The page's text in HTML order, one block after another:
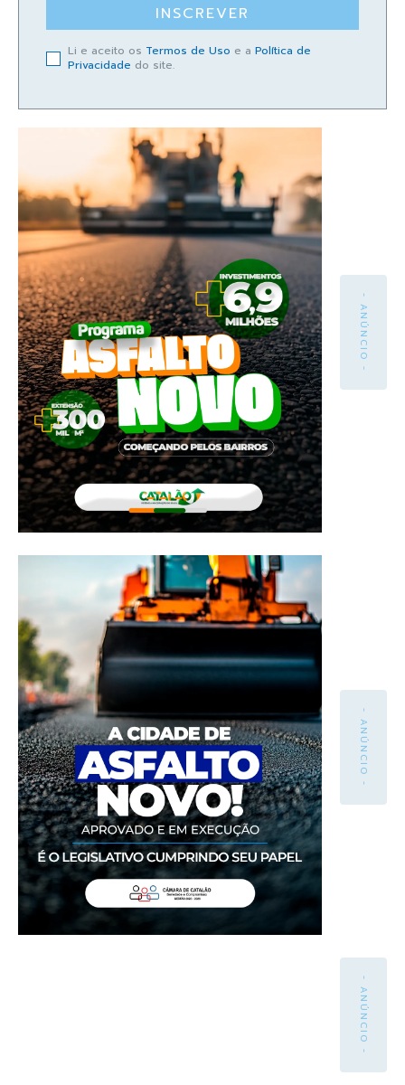
INSCREVER
Li e aceito os Termos de Uso e a Política de
Privacidade do site.
- ANÚNCIO -
- ANÚNCIO -
- ANÚNCIO -